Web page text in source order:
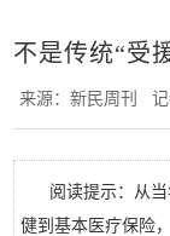
不是传统“受
来源：新民周刊
阅读提示：从
健到基本医疗保险